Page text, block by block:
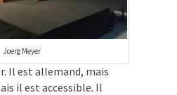
Joerg Meyer
Il est allemand, mais
il est accessible. Il